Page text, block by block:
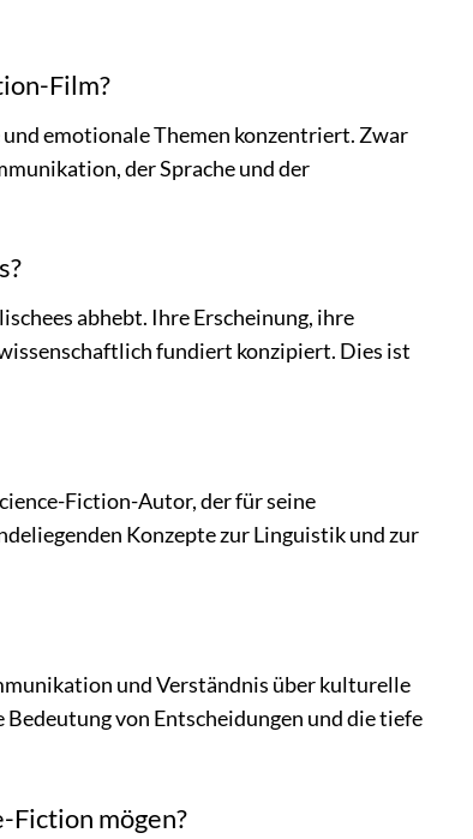
Film?
emotionale Themen konzentriert. Zwar
der Sprache und der
abhebt. Ihre Erscheinung, ihre
fundiert konzipiert. Dies ist
Fiction-Autor, der für seine
Konzepte zur Linguistik und zur
und Verständnis über kulturelle
von Entscheidungen und die tiefe
Fiction mögen?